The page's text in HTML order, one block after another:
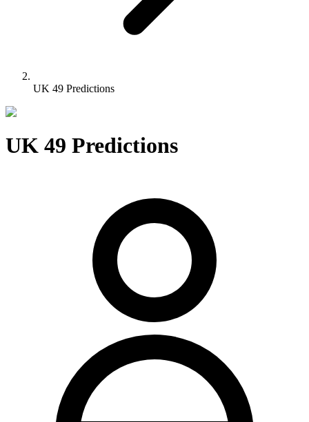
UK 49 Predictions
UK 49 Predictions